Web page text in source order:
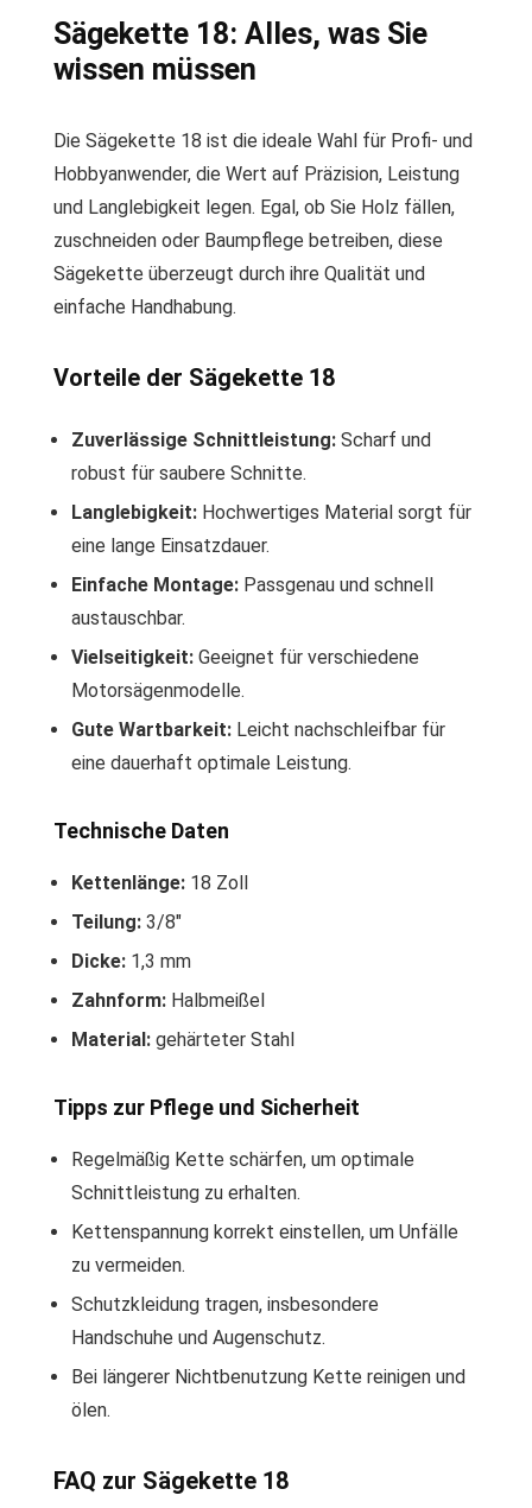
Sägekette 18: Alles, was Sie
wissen müssen
Die Sägekette 18 ist die ideale Wahl für Profi- und
Hobbyanwender, die Wert auf Präzision, Leistung
und Langlebigkeit legen. Egal, ob Sie Holz fällen,
zuschneiden oder Baumpflege betreiben, diese
Sägekette überzeugt durch ihre Qualität und
einfache Handhabung.
Vorteile der Sägekette 18
Zuverlässige Schnittleistung: Scharf und
robust für saubere Schnitte.
Langlebigkeit: Hochwertiges Material sorgt für
eine lange Einsatzdauer.
Einfache Montage: Passgenau und schnell
austauschbar.
Vielseitigkeit: Geeignet für verschiedene
Motorsägenmodelle.
Gute Wartbarkeit: Leicht nachschleifbar für
eine dauerhaft optimale Leistung.
Technische Daten
Kettenlänge: 18 Zoll
Teilung: 3/8″
Dicke: 1,3 mm
Zahnform: Halbmeißel
Material: gehärteter Stahl
Tipps zur Pflege und Sicherheit
Regelmäßig Kette schärfen, um optimale
Schnittleistung zu erhalten.
Kettenspannung korrekt einstellen, um Unfälle
zu vermeiden.
Schutzkleidung tragen, insbesondere
Handschuhe und Augenschutz.
Bei längerer Nichtbenutzung Kette reinigen und
ölen.
FAQ zur Sägekette 18